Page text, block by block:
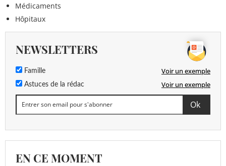
Médicaments
Hôpitaux
NEWSLETTERS
Famille Voir un exemple
Astuces de la rédac Voir un exemple
EN CE MOMENT